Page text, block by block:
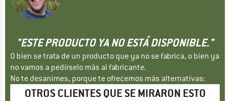
"ESTE PRODUCTO YA NO ESTÁ DISPONIBLE."
O bien se trata de un producto que ya no se fabrica, o bien ya
no vamos a pedírselo más al fabricante.
No te desanimes, porque te ofrecemos más alternativas:
OTROS CLIENTES QUE SE MIRARON ESTO